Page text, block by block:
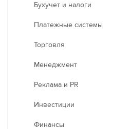
Бухучет и налоги
Платежные системы
Торговля
Менеджмент
Реклама и PR
Инвестиции
Финансы